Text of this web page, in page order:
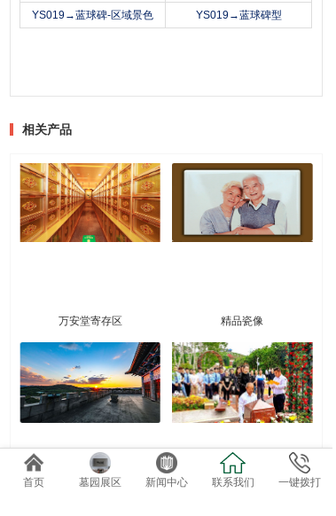
YS019→蓝球碑-区域景色 YS019→蓝球碑型
相关产品
万安堂寄存区 精品瓷像
首页 墓园展区 新闻中心 联系我们 一键拨打